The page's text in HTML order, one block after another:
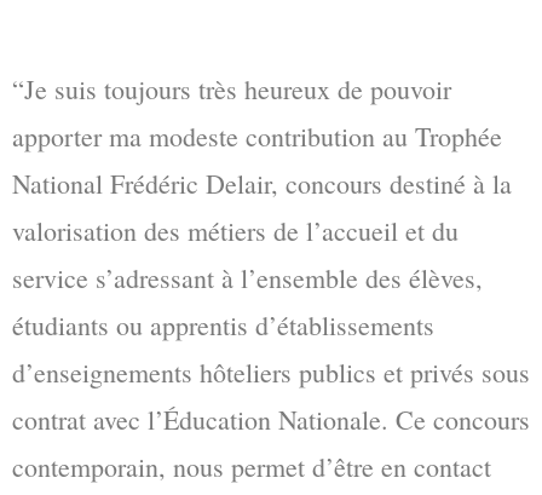
“Je suis toujours très heureux de pouvoir
apporter ma modeste contribution au Trophée
National Frédéric Delair, concours destiné à la
valorisation des métiers de l’accueil et du
service s’adressant à l’ensemble des élèves,
étudiants ou apprentis d’établissements
d’enseignements hôteliers publics et privés sous
contrat avec l’Éducation Nationale. Ce concours
contemporain, nous permet d’être en contact